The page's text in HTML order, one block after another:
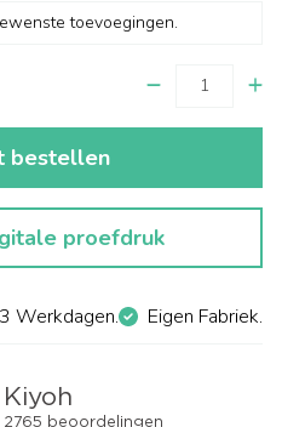
bestellen
proefdruk
Werkdagen. Eigen Fabriek.